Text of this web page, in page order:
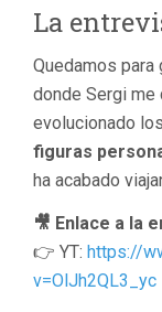
La
Quedamos para
donde Sergi me
evolucionado
figuras
ha acabado
🎥 Enlace a la
👉 YT: https://
v=OlJh2QL3_yc